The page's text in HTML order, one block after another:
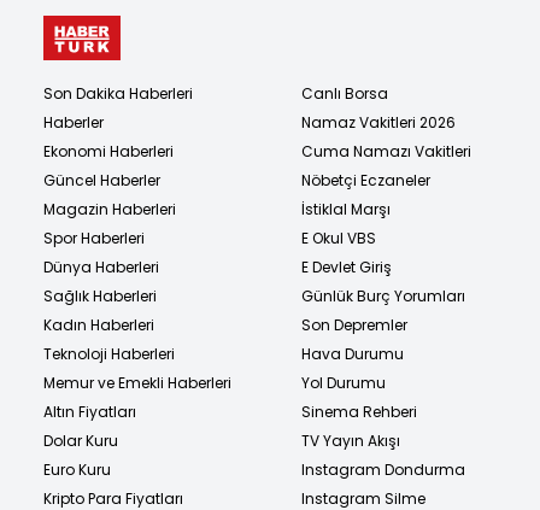
Son Dakika Haberleri
Haberler
Ekonomi Haberleri
Güncel Haberler
Magazin Haberleri
Spor Haberleri
Dünya Haberleri
Sağlık Haberleri
Kadın Haberleri
Teknoloji Haberleri
Memur ve Emekli Haberleri
Altın Fiyatları
Dolar Kuru
Euro Kuru
Kripto Para Fiyatları
Canlı Borsa
Namaz Vakitleri 2026
Cuma Namazı Vakitleri
Nöbetçi Eczaneler
İstiklal Marşı
E Okul VBS
E Devlet Giriş
Günlük Burç Yorumları
Son Depremler
Hava Durumu
Yol Durumu
Sinema Rehberi
TV Yayın Akışı
Instagram Dondurma
Instagram Silme